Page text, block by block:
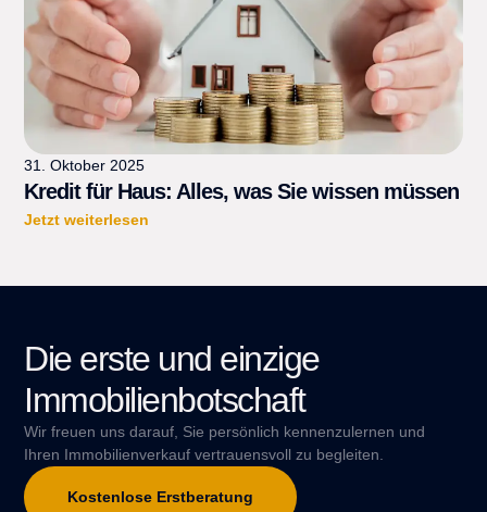
31. Oktober 2025
Kredit für Haus: Alles, was Sie wissen müssen
Jetzt weiterlesen
Die erste und einzige
Immobilienbotschaft
Wir freuen uns darauf, Sie persönlich kennenzulernen und
Ihren Immobilienverkauf vertrauensvoll zu begleiten.
Kostenlose Erstberatung